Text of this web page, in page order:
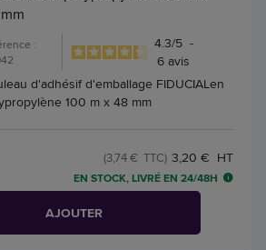
:
4.3/5 -
6 avis
d'adhésif d'emballage FIDUCIALen
100 m x 48 mm
3,20 € HT
(3,74 € TTC)
EN STOCK, LIVRÉ EN 24/48H
AJOUTER